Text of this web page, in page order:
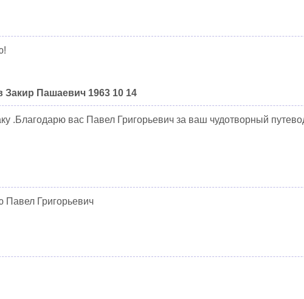
Закир Пашаевич 1963 10 14
.Благодарю вас Павел Григорьевич за ваш чудотворный
Павел Григорьевич